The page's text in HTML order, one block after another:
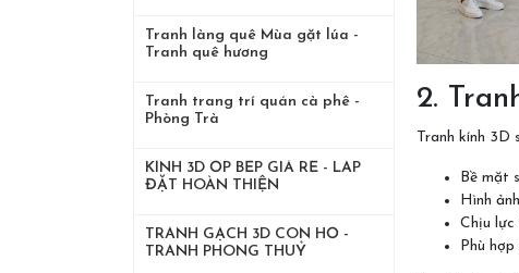
Tranh làng quê Mùa gặt lúa -
Tranh quê hương
Tranh trang trí quán cà phê -
Phòng Trà
KÍNH 3D ỐP BẾP GIÁ RẺ - LẮP
ĐẶT HOÀN THIỆN
TRANH GẠCH 3D CON HỔ -
TRANH PHONG THUỶ
2.
Tranh kính 3D
Bề mặt
Hình
Chịu
Phù